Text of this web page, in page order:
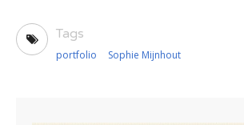
Tags
portfolio Sophie Mijnhout